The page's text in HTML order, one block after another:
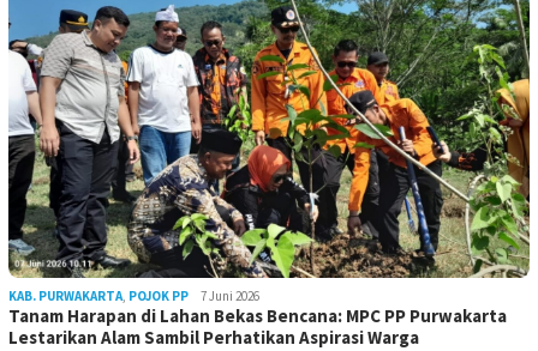
KAB. PURWAKARTA, POJOK PP 7 Juni 2026
Tanam Harapan di Lahan Bekas Bencana: MPC PP Purwakarta
Lestarikan Alam Sambil Perhatikan Aspirasi Warga